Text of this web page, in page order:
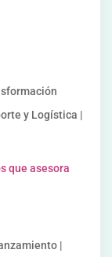
y Logística |
que asesora
|